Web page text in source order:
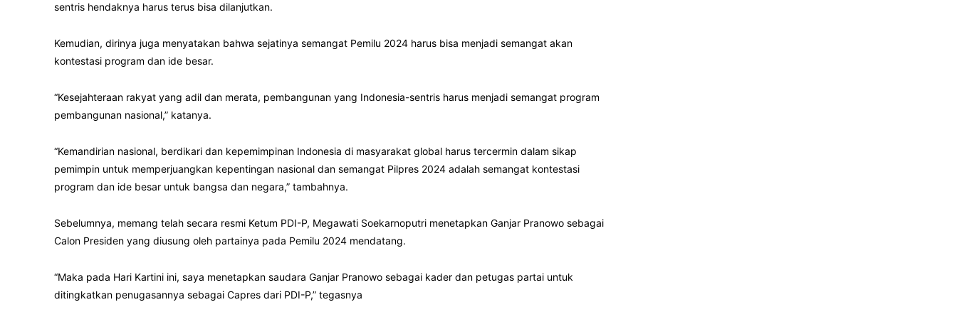
sentris hendaknya harus terus bisa dilanjutkan.
Kemudian, dirinya juga menyatakan bahwa sejatinya semangat Pemilu 2024 harus bisa menjadi semangat akan
kontestasi program dan ide besar.
“Kesejahteraan rakyat yang adil dan merata, pembangunan yang Indonesia-sentris harus menjadi semangat program
pembangunan nasional,” katanya.
“Kemandirian nasional, berdikari dan kepemimpinan Indonesia di masyarakat global harus tercermin dalam sikap
pemimpin untuk memperjuangkan kepentingan nasional dan semangat Pilpres 2024 adalah semangat kontestasi
program dan ide besar untuk bangsa dan negara,” tambahnya.
Sebelumnya, memang telah secara resmi Ketum PDI-P, Megawati Soekarnoputri menetapkan Ganjar Pranowo sebagai
Calon Presiden yang diusung oleh partainya pada Pemilu 2024 mendatang.
“Maka pada Hari Kartini ini, saya menetapkan saudara Ganjar Pranowo sebagai kader dan petugas partai untuk
ditingkatkan penugasannya sebagai Capres dari PDI-P,” tegasnya